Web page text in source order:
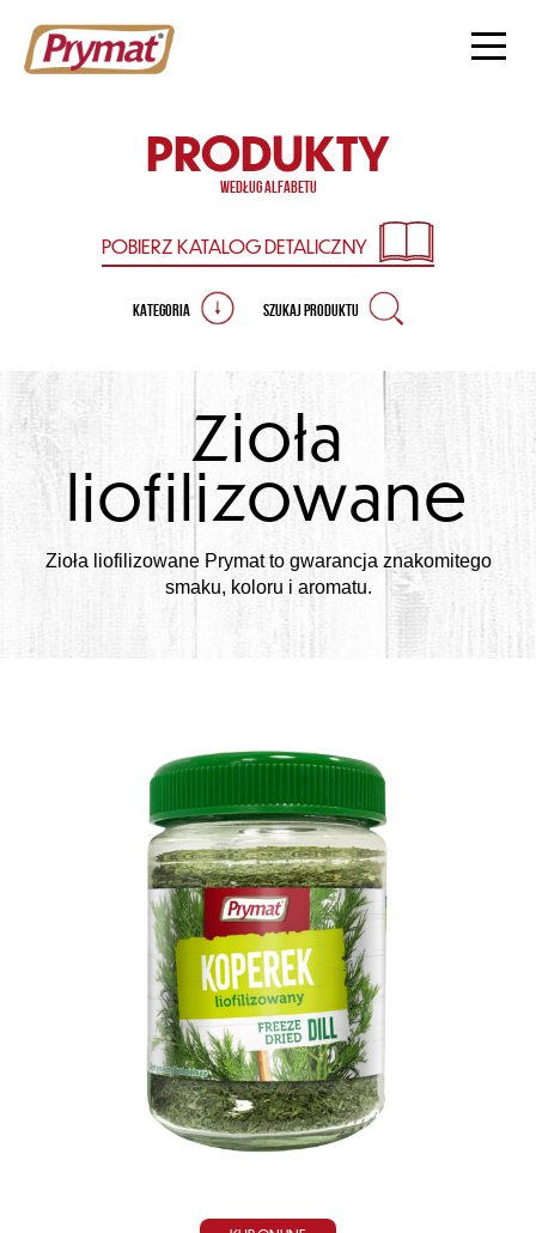
PRODUKTY
według alfabetu
POBIERZ KATALOGDETALICZNY
KATEGORIA SZUKAJ PRODUKTU
Zioła
liofilizowane
Zioła liofilizowane Prymat to gwarancja znakomitego
smaku, koloru i aromatu.